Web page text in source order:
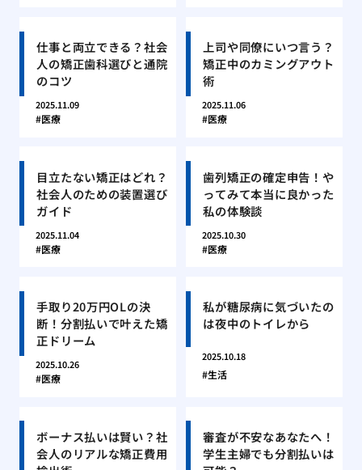
仕事と両立できる？社会
人の矯正歯科選びと通院
のコツ
2025.11.09
医療
上司や同僚にいつ言う？
矯正中のカミングアウト
術
2025.11.06
医療
目立たない矯正はどれ？
社会人のための装置選び
ガイド
2025.11.04
医療
歯列矯正の確定申告！や
ってみて本当に良かった
私の体験談
2025.10.30
医療
手取り20万円OLの決
断！分割払いで叶えた矯
正ドリーム
2025.10.26
医療
私が糖尿病に気づいたの
は夜中のトイレから
2025.10.18
生活
ボーナス払いは賢い？社
会人のリアルな矯正費用
審査が不安なあなたへ！
学生主婦でも分割払いは